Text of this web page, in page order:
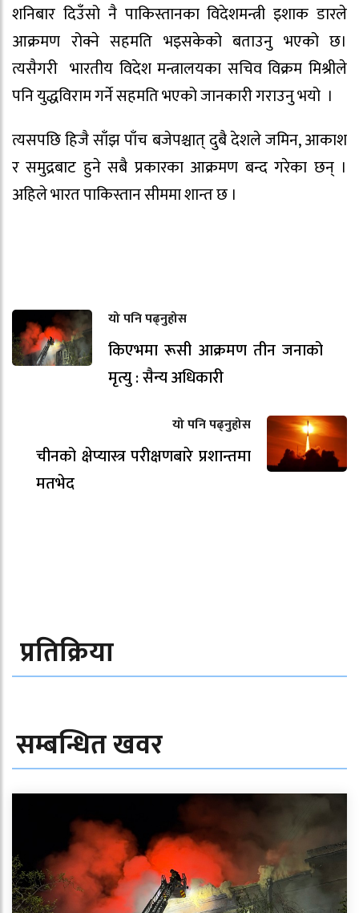
शनिबार दिउँसो नै पाकिस्तानका विदेशमन्त्री इशाक डारले
आक्रमण रोक्ने सहमति भइसकेको बताउनु भएको छ।
त्यसैगरी भारतीय विदेश मन्त्रालयका सचिव विक्रम मिश्रीले
पनि युद्धविराम गर्ने सहमति भएको जानकारी गराउनु भयो ।
त्यसपछि हिजै साँझ पाँच बजेपश्चात् दुबै देशले जमिन, आकाश
र समुद्रबाट हुने सबै प्रकारका आक्रमण बन्द गरेका छन् ।
अहिले भारत पाकिस्तान सीममा शान्त छ ।
यो पनि पढ्नुहोस
किएभमा रूसी आक्रमण तीन जनाको
मृत्यु : सैन्य अधिकारी
यो पनि पढ्नुहोस
चीनको क्षेप्यास्त्र परीक्षणबारे प्रशान्तमा
मतभेद
प्रतिक्रिया
सम्बन्धित खवर